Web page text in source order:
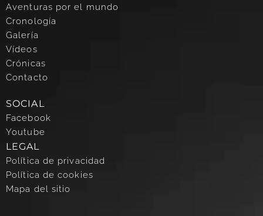
Aventuras por el mundo
Cronología
Galería
Vídeos
Crónicas
Contacto
SOCIAL
Facebook
Youtube
LEGAL
Política de privacidad
Política de cookies
Mapa del sitio